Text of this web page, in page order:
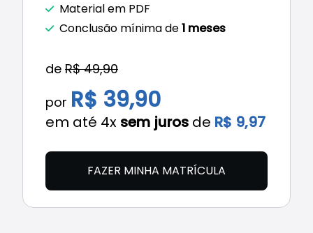
Material em PDF
Conclusão mínima de1 meses
de R$ 49,90
por R$ 39,90
em até 4x sem juros de R$ 9,97
FAZER MINHA MATRÍCULA